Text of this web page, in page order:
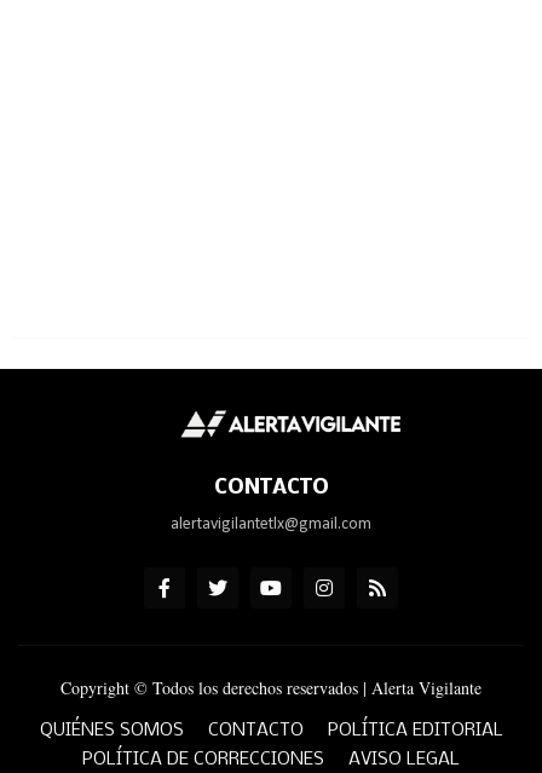
CONTACTO
alertavigilantetlx@gmail.com
Copyright © Todos los derechos reservados | Alerta Vigilante
QUIÉNES SOMOS CONTACTO
POLÍTICA EDITORIAL
POLÍTICA DE CORRECCIONES
AVISO LEGAL